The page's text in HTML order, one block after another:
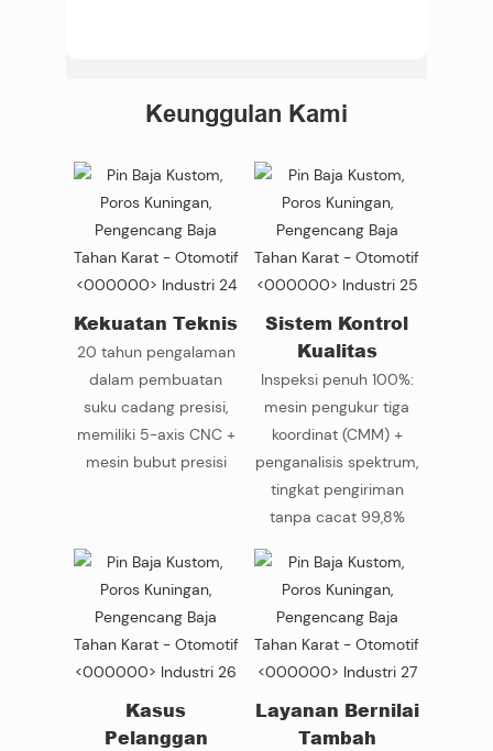
Keunggulan Kami
Kekuatan Teknis
20 tahun pengalaman
dalam pembuatan
suku cadang presisi,
memiliki 5-axis CNC +
mesin bubut presisi
Sistem Kontrol
Kualitas
Inspeksi penuh 100%:
mesin pengukur tiga
koordinat (CMM) +
penganalisis spektrum,
tingkat pengiriman
tanpa cacat 99,8%
Kasus
Pelanggan
Layanan Bernilai
Tambah